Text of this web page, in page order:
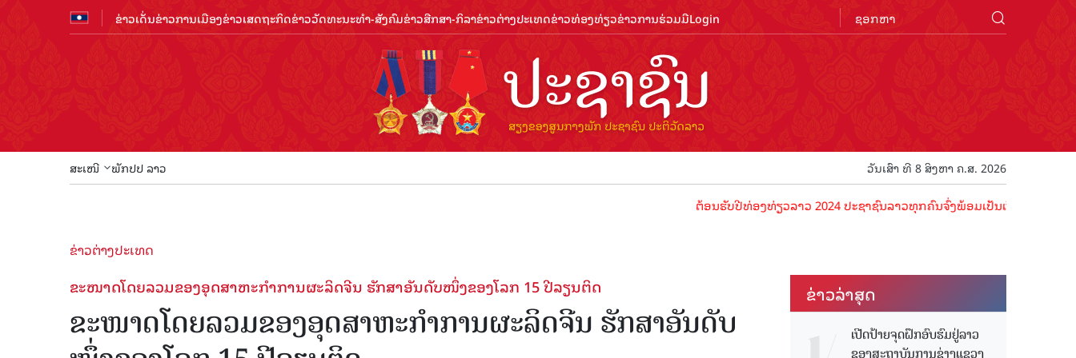
ຂ່າວເດັ່ນຂ່າວການເມືອງຂ່າວເສດຖະກິດຂ່າວວັດທະນະທຳ-ສັງຄົມຂ່າວສືກສາ-ກິລາຂ່າວຕ່າງປະເທດຂ່າວທ່ອງທ່ຽວຂ່າວການຮ່ວມມືLogin
ສະເໜີ ພັກປປ ລາວ ວັນເສົາ ທີ 8 ສິງຫາ ຄ.ສ. 2026
ຕ້ອນຮັບປີທ່ອງທ່ຽວລາວ 2024 ປະຊາຊົນລາວທຸກຄົນຈົ່ງພ້ອມເປັນເຈົ້າພາບທີ່ດີ ຕ້ອນຮັ
ຂ່າວຕ່າງປະເທດ
ຂະ​ໜາດ​​ໂດຍລວມ​ຂອງ​ອຸດ​ສາ​ຫະ​ກຳ​ການ​ຜະ​ລິດ​ຈີນ​ ​ຮັກ​ສາ​ອັນ​ດັບ​ໜຶ່ງ​ຂອງ​ໂລກ 15 ປີ​ລຽນ​ຕິດ
ຂະ​ໜາດ​​ໂດຍລວມ​ຂອງ​ອຸດ​ສາ​ຫະ​ກຳ​ການ​ຜະ​ລິດ​ຈີນ​ ​ຮັກ​ສາ​ອັນ​ດັບ​
ຂ່າວ​ລ່າ​ສຸດ
ເປີດປ້າຍຈຸດຝຶກອົບຮົມຢູ່ລາວ
ຂອງສະຖາບັນການຊ່າງແຂວງ